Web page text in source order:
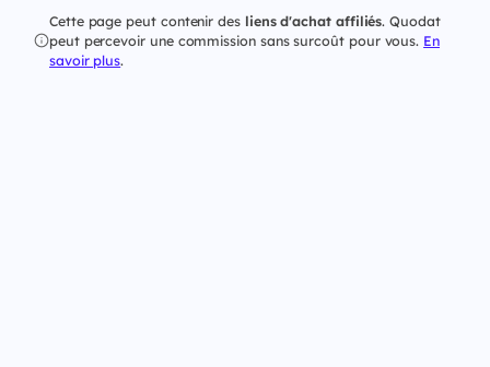
Cette page peut contenir des liens d'achat affiliés. Quodat
peut percevoir une commission sans surcoût pour vous. En
savoir plus.